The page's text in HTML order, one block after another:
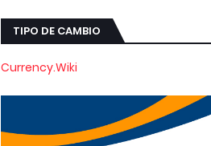
TIPO DE CAMBIO
Currency.Wiki